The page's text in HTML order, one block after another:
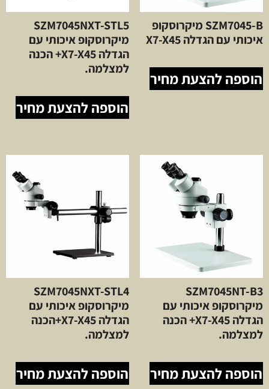
SZM7045-B מיקרוסקופ
איכותי עם הגדלה X7-X45
הוספה להצעת מחיר
SZM7045NXT-STL5
מיקרוסקופ איכותי עם
הגדלה X7-X45+ הכנה
למצלמה.
הוספה להצעת מחיר
SZM7045NT-B3
מיקרוסקופ איכותי עם
הגדלה X7-X45+ הכנה
למצלמה.
הוספה להצעת מחיר
SZM7045NXT-STL4
מיקרוסקופ איכותי עם
הגדלה X7-X45+הכנה
למצלמה.
הוספה להצעת מחיר